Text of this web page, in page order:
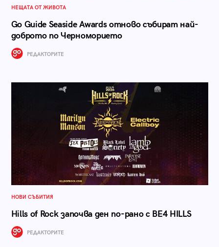
НЕЩАТА ОТ ЖИВОТА
Go Guide Seaside Awards отново събират най-
доброто по Черноморието
РЕДАКТОРИТЕ
НОВИ СЪБИТИЯ
Hills of Rock започва ден по-рано с BE4 HILLS
РЕДАКТОРИТЕ